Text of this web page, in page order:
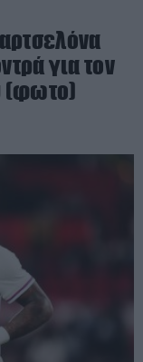
για τον
(φωτο)